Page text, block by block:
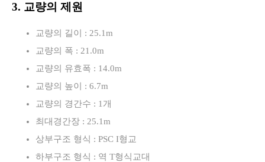
3. 교량의 제원
교량의 길이 : 25.1m
교량의 폭 : 21.0m
교량의 유효폭 : 14.0m
교량의 높이 : 6.7m
교량의 경간수 : 1개
최대경간장 : 25.1m
상부구조 형식 : PSC I형교
하부구조 형식 : 역 T형식교대